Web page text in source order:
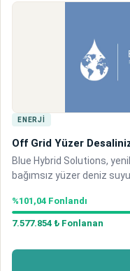
ENERJI
Off Grid Yüzer
Blue Hybrid Solutions,
bağımsız yüzer deniz
kara altyapısına ve
%101,04 Fonlandı
7.577.854 ₺ Fonlanan